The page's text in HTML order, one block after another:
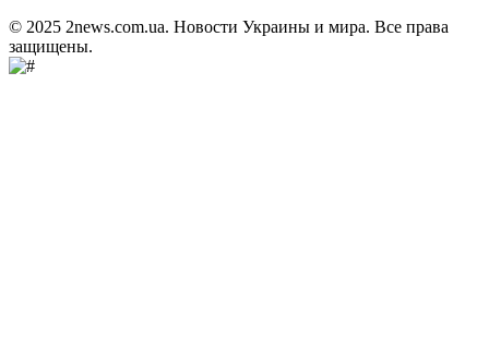
© 2025 2news.com.ua. Новости Украины и мира. Все права
защищены.